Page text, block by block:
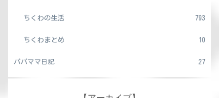
ちくわの生活 793
ちくわまとめ 10
パパママ日記 27